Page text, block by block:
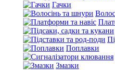
Гачки
Поплавки
Змазки